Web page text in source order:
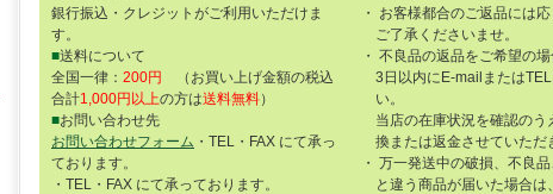
銀行振込・クレジットがご利用いただけま
す。
■送料について
全国一律： 200円
（お買い上げ金額の税込
合計1,000円以上の方は送料無料）
■お問い合わせ先
お問い合わせフォーム ・TEL・FAX にて承っ
ております。
・TEL・FAX にて承っております。
・ お客様都合のご返品には応
ご了承くださいませ。
・ 不良品の返品をご希望の
3日以内にE-mailまたは
い。
当店の在庫状況を確認のう
換または返金させていただ
・ 万一発送中の破損、不良
と違う商品が届いた場合は